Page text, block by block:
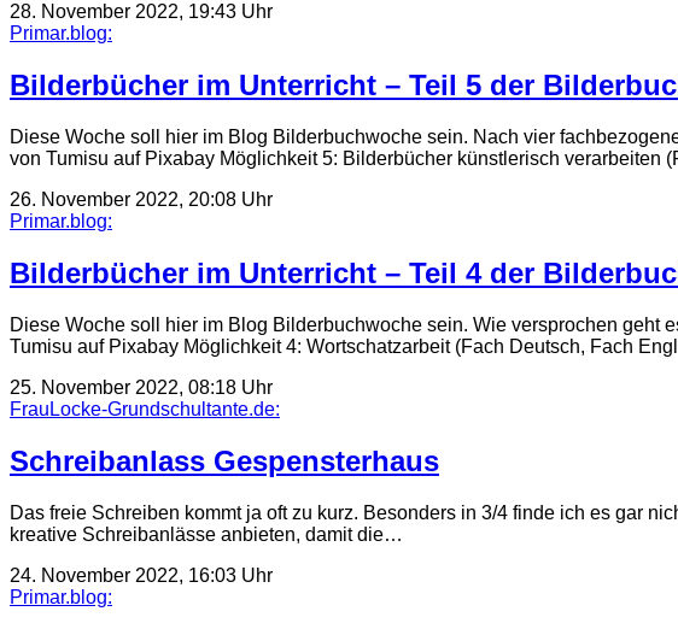
28. November 2022, 19:43 Uhr
Primar.blog:
Bilderbücher im Unterricht – Teil 5 der
Diese Woche soll hier im Blog Bilderbuchwoche sein. Nach vier
von Tumisu auf Pixabay Möglichkeit 5: Bilderbücher künstlerisch verarbeiten
26. November 2022, 20:08 Uhr
Primar.blog:
Bilderbücher im Unterricht – Teil 4 der
Diese Woche soll hier im Blog Bilderbuchwoche sein. Wie versprochen geht
Tumisu auf Pixabay Möglichkeit 4: Wortschatzarbeit (Fach Deutsch, Fach
25. November 2022, 08:18 Uhr
FrauLocke-Grundschultante.de:
Schreibanlass Gespensterhaus
Das freie Schreiben kommt ja oft zu kurz. Besonders in 3/4 finde ich es gar
kreative Schreibanlässe anbieten, damit die…
24. November 2022, 16:03 Uhr
Primar.blog: